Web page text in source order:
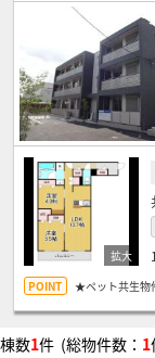
★ペット共生
棟数1件 (総物件数： 1